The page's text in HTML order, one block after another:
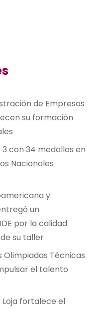
de Empresas
su formación
3 con 34 medallas en
Nacionales
y
un
por la calidad
su taller
Olimpiadas Técnicas
el talento
fortalece el